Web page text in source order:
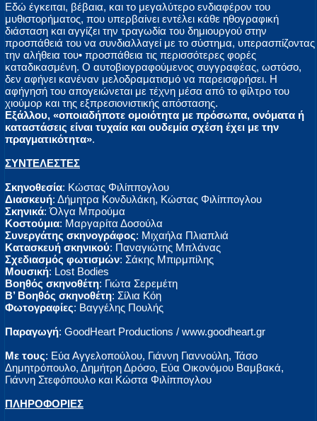
Εδώ έγκειται, βέβαια, και το μεγαλύτερο ενδιαφέρον του
μυθιστορήματος, που υπερβαίνει εντέλει κάθε ηθογραφική
διάσταση και αγγίζει την τραγωδία του δημιουργού στην
προσπάθειά του να συνδιαλλαγεί με το σύστημα, υπερασπίζοντας
την αλήθεια του• προσπάθεια τις περισσότερες φορές
καταδικασμένη. Ο αυτοβιογραφούμενος συγγραφέας, ωστόσο,
δεν αφήνει κανέναν μελοδραματισμό να παρεισφρήσει. Η
αφήγησή του απογειώνεται με τέχνη μέσα από το φίλτρο του
χιούμορ και της εξπρεσιονιστικής απόστασης.
Εξάλλου, «οποιαδήποτε ομοιότητα με πρόσωπα, ονόματα ή
καταστάσεις είναι τυχαία και ουδεμία σχέση έχει με την
πραγματικότητα».
ΣΥΝΤΕΛΕΣΤΕΣ
Σκηνοθεσία: Κώστας Φιλίππογλου
Διασκευή: Δήμητρα Κονδυλάκη, Κώστας Φιλίππογλου
Σκηνικά: Όλγα Μπρούμα
Κοστούμια: Μαργαρίτα Δοσούλα
Συνεργάτης σκηνογράφος: Μιχαήλα Πλιαπλιά
Κατασκευή σκηνικού: Παναγιώτης Μπλάνας
Σχεδιασμός φωτισμών: Σάκης Μπιρμπίλης
Μουσική: Lost Bodies
Βοηθός σκηνοθέτη: Γιώτα Σερεμέτη
Β’ Βοηθός σκηνοθέτη: Σίλια Κόη
Φωτογραφίες: Βαγγέλης Πουλής
Παραγωγή: GoodHeart Productions / www.goodheart.gr
Με τους: Εύα Αγγελοπούλου, Γιάννη Γιαννούλη, Τάσο
Δημητρόπουλο, Δημήτρη Δρόσο, Εύα Οικονόμου Βαμβακά,
Γιάννη Στεφόπουλο και Κώστα Φιλίππογλου
ΠΛΗΡΟΦΟΡΙΕΣ